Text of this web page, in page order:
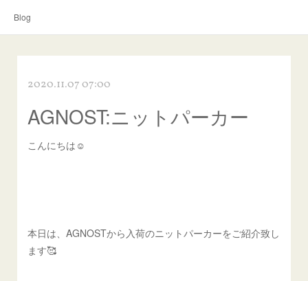
Blog
2020.11.07 07:00
AGNOST:ニットパーカー
こんにちは☺︎
本日は、AGNOSTから入荷のニットパーカーをご紹介致し
ます🥰